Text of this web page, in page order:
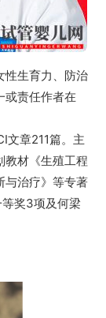
性生育力、防治
或责任作者在
文章211篇。主
教材《生殖工程
与治疗》等专著
奖3项及何梁